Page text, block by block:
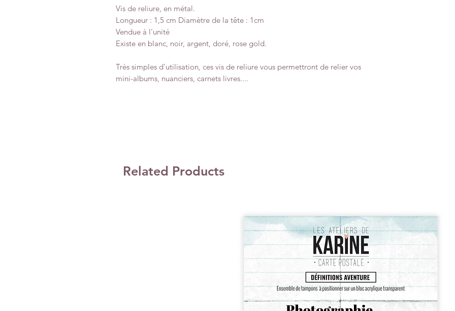
Vis de reliure, en métal.
Longueur : 1,5 cm Diamètre de la tête : 1cm
Vendue à l'unité
Existe en blanc, noir, argent, doré, rose gold.
Très simples d'utilisation, ces vis de reliure vous permettront de relier vos
mini-albums, nuanciers, carnets livres....
Related Products